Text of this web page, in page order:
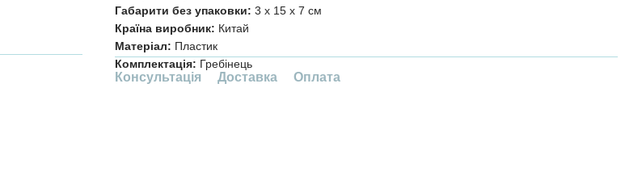
Габарити без упаковки: 3 x 15 x 7 см
Країна виробник: Китай
Матеріал: Пластик
Комплектація: Гребінець
Консультація Доставка Оплата